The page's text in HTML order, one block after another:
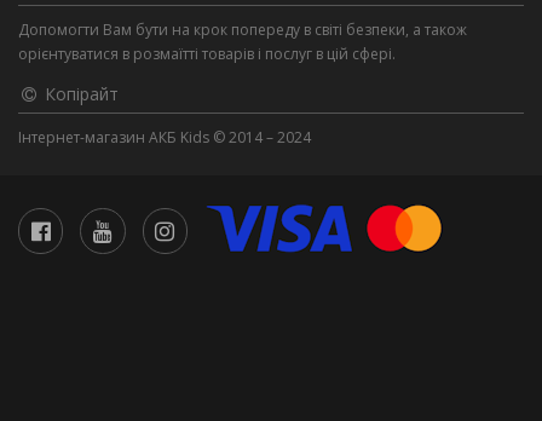
Допомогти Вам бути на крок попереду в світі безпеки, а також
орієнтуватися в розмаїтті товарів і послуг в цій сфері.
Копірайт
Інтернет-магазин АКБ Kids © 2014 – 2024